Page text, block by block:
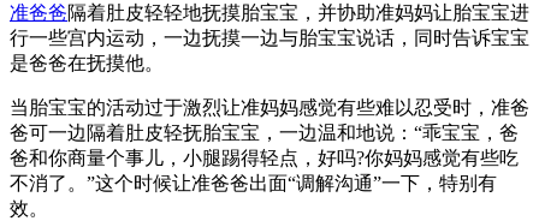
准爸爸隔着肚皮轻轻地抚摸胎宝宝，并协助准妈妈让胎宝宝进
行一些宫内运动，一边抚摸一边与胎宝宝说话，同时告诉宝宝
是爸爸在抚摸他。
当胎宝宝的活动过于激烈让准妈妈感觉有些难以忍受时，准爸
爸可一边隔着肚皮轻抚胎宝宝，一边温和地说：“乖宝宝，爸
爸和你商量个事儿，小腿踢得轻点，好吗?你妈妈感觉有些吃
不消了。”这个时候让准爸爸出面“调解沟通”一下，特别有
效。